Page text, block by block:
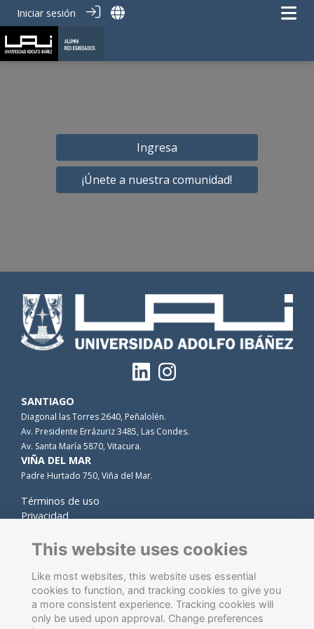
Iniciar sesión
Ingresa
¡Únete a nuestra comunidad!
SANTIAGO
Diagonal las Torres 2640, Peñalolén.
Av. Presidente Errázuriz 3485, Las Condes.
Av. Santa María 5870, Vitacura.
VIÑA DEL MAR
Padre Hurtado 750, Viña del Mar.
Términos de uso
Privacidad
Contacto
This website uses cookies
Like most websites, this website uses essential
cookies to function, and tracking cookies to give you
a more consistent experience. Tracking cookies will
only be used upon approval. Change preferences